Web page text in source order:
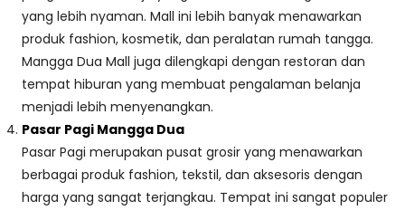
yang lebih nyaman. Mall ini lebih banyak menawarkan
produk fashion, kosmetik, dan peralatan rumah tangga.
Mangga Dua Mall juga dilengkapi dengan restoran dan
tempat hiburan yang membuat pengalaman belanja
menjadi lebih menyenangkan.
Pasar Pagi Mangga Dua
Pasar Pagi merupakan pusat grosir yang menawarkan
berbagai produk fashion, tekstil, dan aksesoris dengan
harga yang sangat terjangkau. Tempat ini sangat populer